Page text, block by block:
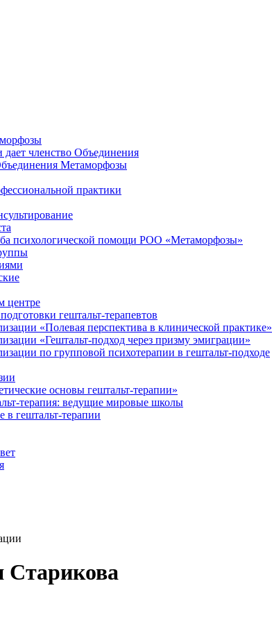
членство Объединения
Метаморфозы
практики
психологической помощи РОО «Метаморфозы»
центре
гештальт-терапевтов
«Полевая перспектива в клинической практике»
«Гештальт-подход через призму эмиграции»
по групповой психотерапии в гештальт-подходе
основы гештальт-терапии»
терапия: ведущие мировые школы
в гештальт-терапии
Старикова